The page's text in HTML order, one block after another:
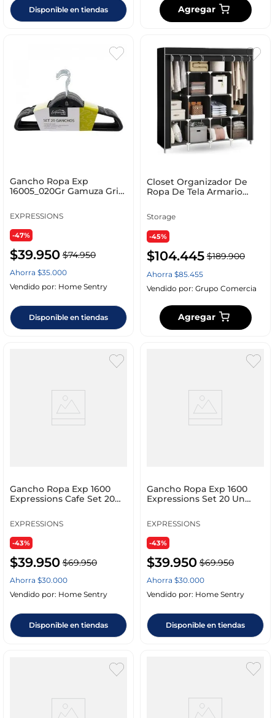
Disponible en tiendas Agregar
Gancho Ropa Exp
16005_020Gr Gamuza Gris
EXPRESSIONS
-47%
$39.950 $74.950
Ahorra $35.000
Vendido por: Home Sentry
Disponible en tiendas
Closet Organizador De
Ropa De Tela Armario
Storage
-45%
$104.445 $189.900
Ahorra $85.455
Vendido por: Grupo Comercia
Agregar
Gancho Ropa Exp 1600
Expressions Cafe Set 20
EXPRESSIONS
-43%
$39.950 $69.950
Ahorra $30.000
Vendido por: Home Sentry
Disponible en tiendas
Gancho Ropa Exp 1600
Expressions Set 20 Un
EXPRESSIONS
-43%
$39.950 $69.950
Ahorra $30.000
Vendido por: Home Sentry
Disponible en tiendas